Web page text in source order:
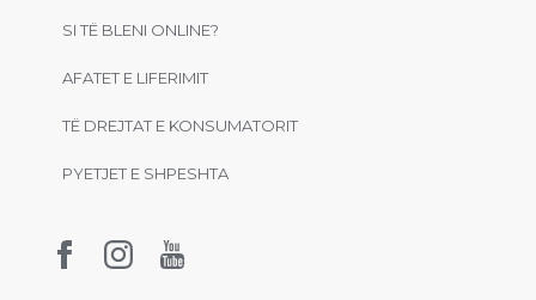
SI TË BLENI ONLINE?
AFATET E LIFERIMIT
TË DREJTAT E KONSUMATORIT
PYETJET E SHPESHTA